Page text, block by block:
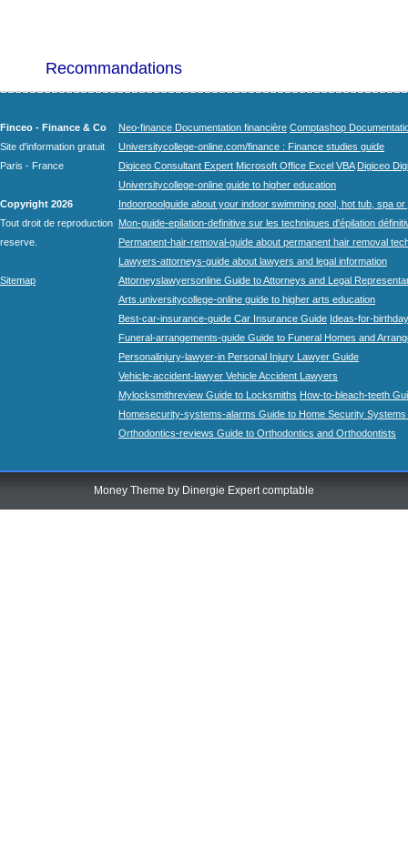
Recommandations
Finceo - Finance & Co
Site d'information gratuit
Paris - France
Copyright 2026
Tout droit de reproduction
reserve.
Sitemap
Neo-finance Documentation financière Comptashop
Universitycollege-online.com/finance : Finance studies guide
Digiceo Consultant Expert Microsoft Office Excel VBA Digiceo
Universitycollege-online guide to higher education
Indoorpoolguide about your indoor swimming pool, hot tub, spa
Mon-guide-epilation-definitive sur les techniques d'épilation
Permanent-hair-removal-guide about permanent hair removal
Lawyers-attorneys-guide about lawyers and legal information
Attorneyslawyersonline Guide to Attorneys and Legal
Arts.universitycollege-online guide to higher arts education
Best-car-insurance-guide Car Insurance Guide Ideas-for-
Funeral-arrangements-guide Guide to Funeral Homes and
Personalinjury-lawyer-in Personal Injury Lawyer Guide
Vehicle-accident-lawyer Vehicle Accident Lawyers
Mylocksmithreview Guide to Locksmiths How-to-bleach-teeth
Homesecurity-systems-alarms Guide to Home Security Systems
Orthodontics-reviews Guide to Orthodontics and Orthodontists
Money Theme by Dinergie Expert comptable